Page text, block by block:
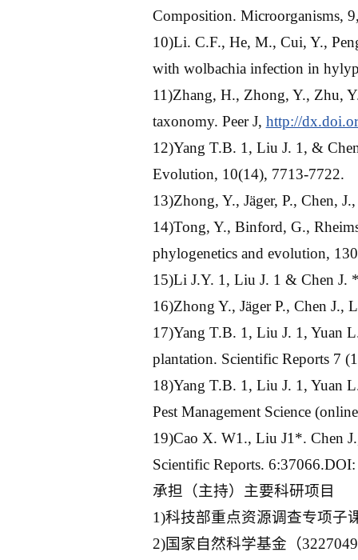
Composition. Microorganisms,
10)Li. C.F., He, M., Cui, Y.,
with wolbachia infection in
11)Zhang, H., Zhong, Y., Zhu,
taxonomy. Peer J, http://
12)Yang T.B. 1, Liu J. 1, &
Evolution, 10(14), 7713-7722.
13)Zhong, Y., Jäger, P., Chen,
14)Tong, Y., Binford, G.,
phylogenetics and evolution,
15)Li J.Y. 1, Liu J. 1 & Chen J.
16)Zhong Y., Jäger P., Chen J.,
17)Yang T.B. 1, Liu J. 1, Yuan
plantation. Scientific Reports 7
18)Yang T.B. 1, Liu J. 1, Yuan
Pest Management Science
19)Cao X. W1., Liu J1*. Chen
Scientific Reports.
承担（主持）主要科研项目
1)科技部重点资源调查专项子
2)国家自然科学基金（